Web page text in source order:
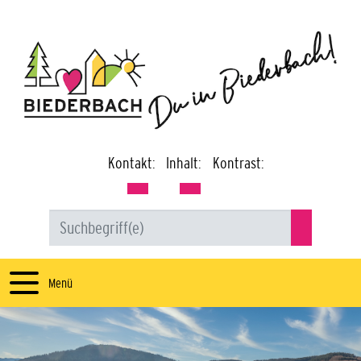
Kontakt: Inhalt: Kontrast:
Menü